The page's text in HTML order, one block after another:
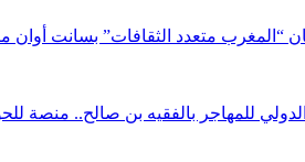
متعدد الثقافات” بسانت أوان ما بين
الدولي للمهاجر بالفقيه بن صالح.. منصة